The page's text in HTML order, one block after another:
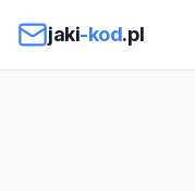
jaki-kod.pl